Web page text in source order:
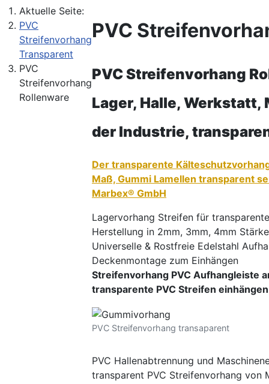
Aktuelle Seite:
PVC
Streifenvorhang
Transparent
PVC
Streifenvorhang
Rollenware
PVC
PVC Streifenvorhang
Lager, Halle,
der Industrie,
Der transparente
Maß, Gummi Lamellen transparent
Marbex® GmbH
Lagervorhang Streifen für
Herstellung in 2mm, 3mm, 4mm Stärke
Universelle & Rostfreie Edelstahl
Deckenmontage zum Einhängen
Streifenvorhang PVC Aufhangleiste
transparente PVC Streifen
PVC Streifenvorhang transaparent
PVC Hallenabtrennung und
transparent PVC Streifenvorhang von